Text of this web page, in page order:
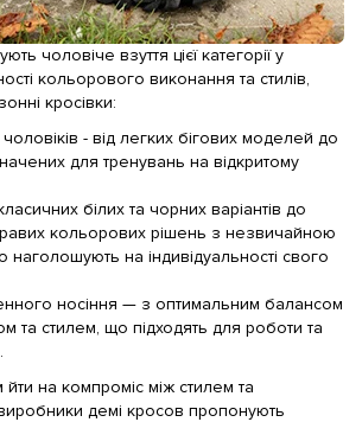
чоловіче взуття цієї категорії у
кольорового виконання та стилів,
кросівки:
- від легких бігових моделей до
для тренувань на відкритому
білих та чорних варіантів до
кольорових рішень з незвичайною
наголошують на індивідуальності свого
носіння — з оптимальним балансом
та стилем, що підходять для роботи та
на компроміс між стилем та
демі кросов пропонують